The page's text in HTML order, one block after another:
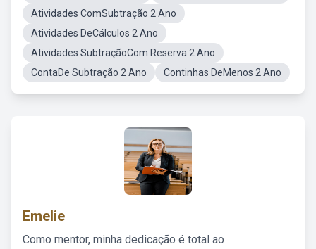
Atividades ComSubtração 2 Ano
Atividades DeCálculos 2 Ano
Atividades SubtraçãoCom Reserva 2 Ano
ContaDe Subtração 2 Ano
Continhas DeMenos 2 Ano
Emelie
Como mentor, minha dedicação é total ao